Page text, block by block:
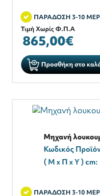
ΠΑΡΑΔΟΣΗ 3-10
Τιμή Χωρίς Φ.Π.Α
865,00€
Προσθήκη στο
Μηχανή
Κωδικός
( M x Π x Y ) cm:
ΠΑΡΑΔΟΣΗ 3-10